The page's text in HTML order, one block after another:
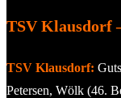
TSV Klausdorf
TSV Klausdorf:
Petersen, Wölk (46.